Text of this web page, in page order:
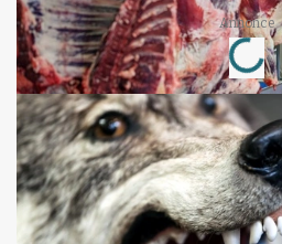
Annonce
Loading...